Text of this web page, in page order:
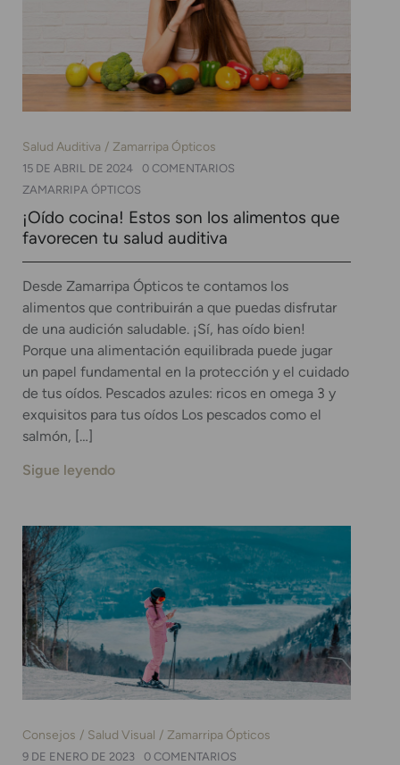
Salud Auditiva Zamarripa Ópticos
15 DE ABRIL DE 2024
0 COMENTARIOS
ZAMARRIPA ÓPTICOS
¡Oído cocina! Estos son los alimentos que
favorecen tu salud auditiva
Desde Zamarripa Ópticos te contamos los
alimentos que contribuirán a que puedas disfrutar
de una audición saludable. ¡Sí, has oído bien!
Porque una alimentación equilibrada puede jugar
un papel fundamental en la protección y el cuidado
de tus oídos. Pescados azules: ricos en omega 3 y
exquisitos para tus oídos Los pescados como el
salmón, […]
Sigue leyendo
Consejos Salud Visual Zamarripa Ópticos
9 DE ENERO DE 2023
0 COMENTARIOS